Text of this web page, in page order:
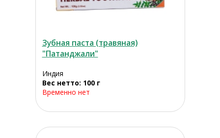
Зубная паста (травяная)
"Патанджали"
Индия
Вес нетто: 100 г
Временно нет